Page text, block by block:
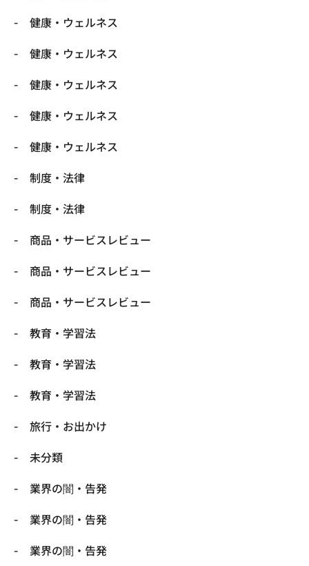
健康・ウェルネス
健康・ウェルネス
健康・ウェルネス
健康・ウェルネス
健康・ウェルネス
制度・法律
制度・法律
商品・サービスレビュー
商品・サービスレビュー
商品・サービスレビュー
教育・学習法
教育・学習法
教育・学習法
旅行・お出かけ
未分類
業界の闇・告発
業界の闇・告発
業界の闇・告発